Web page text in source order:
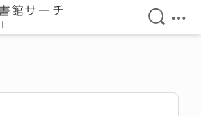
検索を
メ